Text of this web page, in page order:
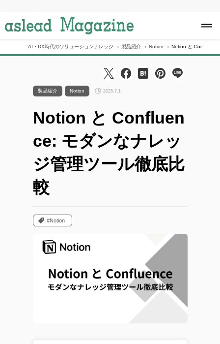
c
AI・DX時代のソリューションナレッジ 製品紹介 Notion Notion と
製品紹介 Notion 2025.7.1
Notion と Confluen
ce: モダンなナレッ
ジ管理ツール徹底比
較
#Notion